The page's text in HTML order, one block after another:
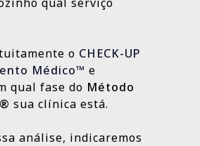
UP Gratuito
Médico, Gestão do Blog e
digital, são
e duradouros ao longo
com um método
prazo para garantir
o CHECK-UP
Médico™ e
qual fase do Método
sua clínica está.
análise, indicaremos